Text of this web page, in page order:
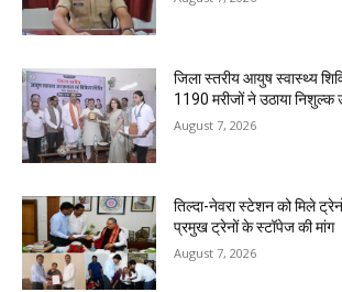
जिला स्तरीय आयुष स्वास्थ्य
1190 मरीजों ने उठाया निशुल्क
August 7, 2026
तिल्दा-नेवरा स्टेशन को मिले
प्रमुख ट्रेनों के स्टॉपेज की मांग
August 7, 2026